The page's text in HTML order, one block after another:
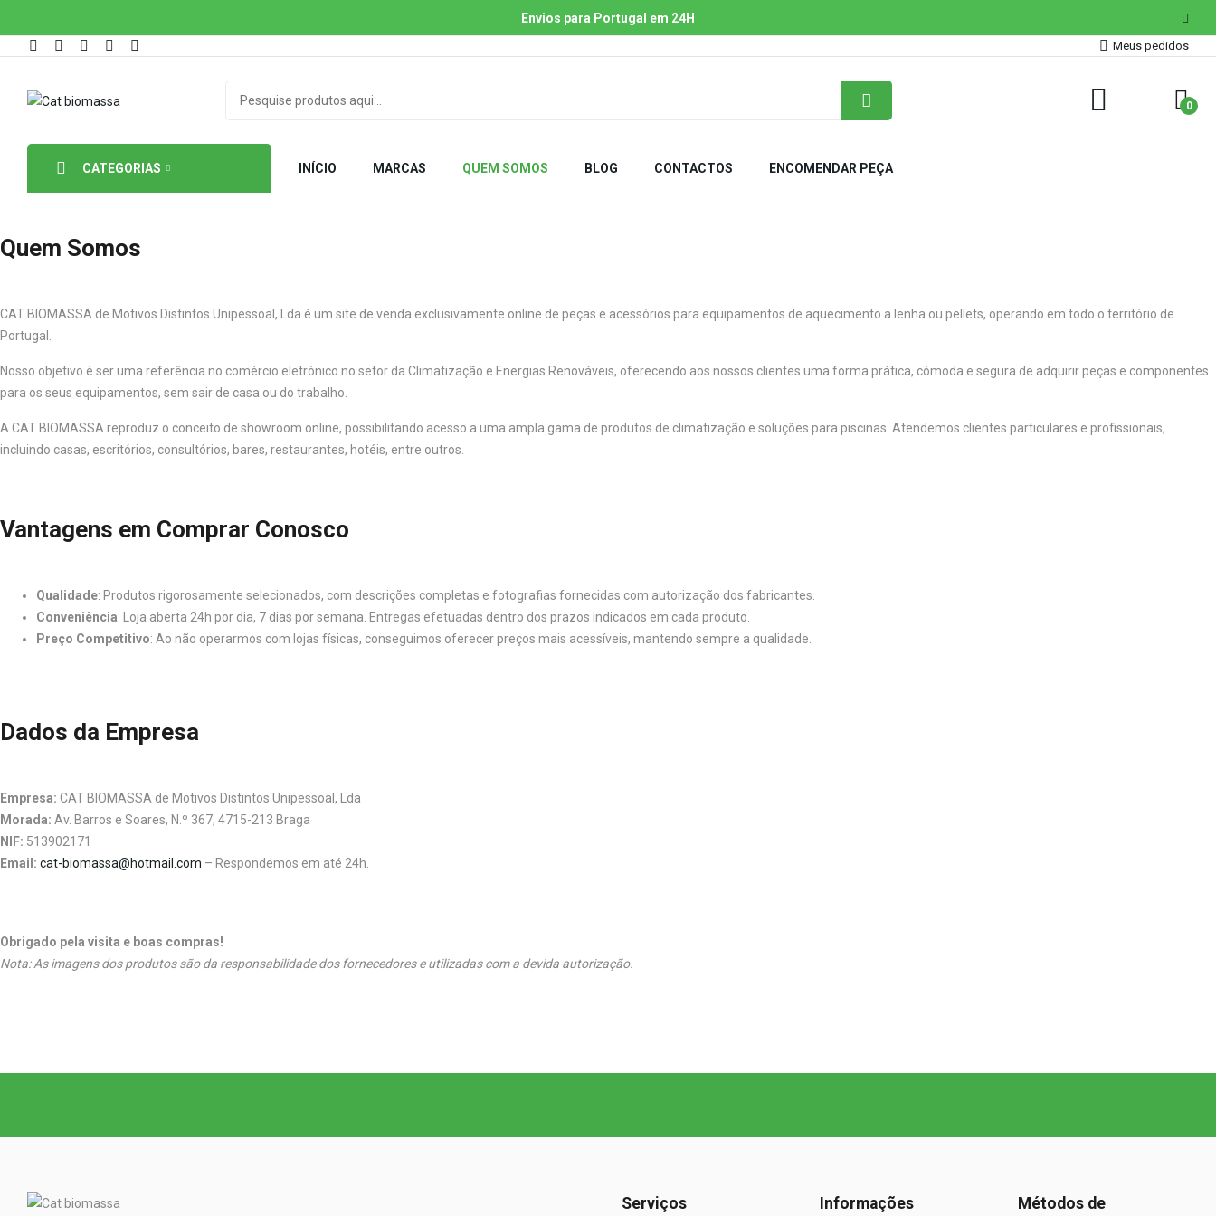
Envios para Portugal em 24H
Meus pedidos
0
CATEGORIAS INÍCIO MARCAS QUEM SOMOS BLOG CONTACTOS ENCOMENDAR PEÇA
Quem Somos
CAT BIOMASSA de Motivos Distintos Unipessoal, Lda é um site de venda exclusivamente online de peças e acessórios para equipamentos de aquecimento a lenha ou pellets, operando em todo o território de
Portugal.
Nosso objetivo é ser uma referência no comércio eletrónico no setor da Climatização e Energias Renováveis, oferecendo aos nossos clientes uma forma prática, cómoda e segura de adquirir peças e componentes
para os seus equipamentos, sem sair de casa ou do trabalho.
A CAT BIOMASSA reproduz o conceito de showroom online, possibilitando acesso a uma ampla gama de produtos de climatização e soluções para piscinas. Atendemos clientes particulares e profissionais,
incluindo casas, escritórios, consultórios, bares, restaurantes, hotéis, entre outros.
Vantagens em Comprar Conosco
Qualidade: Produtos rigorosamente selecionados, com descrições completas e fotografias fornecidas com autorização dos fabricantes.
Conveniência: Loja aberta 24h por dia, 7 dias por semana. Entregas efetuadas dentro dos prazos indicados em cada produto.
Preço Competitivo: Ao não operarmos com lojas físicas, conseguimos oferecer preços mais acessíveis, mantendo sempre a qualidade.
Dados da Empresa
Empresa: CAT BIOMASSA de Motivos Distintos Unipessoal, Lda
Morada: Av. Barros e Soares, N.º 367, 4715-213 Braga
NIF: 513902171
Email: cat-biomassa@hotmail.com – Respondemos em até 24h.
Obrigado pela visita e boas compras!
Nota: As imagens dos produtos são da responsabilidade dos fornecedores e utilizadas com a devida autorização.
Serviços Informações Métodos de